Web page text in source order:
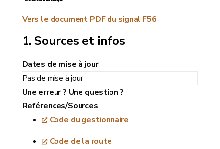
Vers le document PDF du signal F56
Sources et infos
Dates de mise à jour
Pas de mise à jour
Une erreur ? Une question ?
Reférences/Sources
Code du gestionnaire
Code de la route